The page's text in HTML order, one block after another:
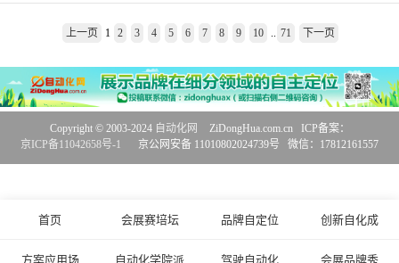
上一页 1 2 3 4 5 6 7 8 9 10 71 下一页
首页 会展赛培坛 品牌自定位 创新自化成
方案应用场 自动化学院派 驾驶自动化 会展品牌秀
Copyright © 2003-2024 自动化网
ZiDongHua.com.cn ICP备案：
京ICP备11042658号-1
京公网安备 11010802024739号 微信：17812161557